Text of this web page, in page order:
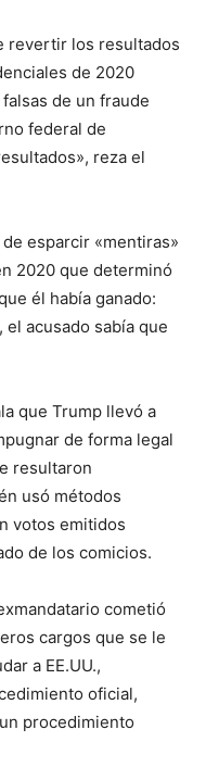
revertir los resultados
de 2020
de un fraude
federal de
reza el
esparcir «mentiras»
2020 que determinó
él había ganado:
acusado sabía que
que Trump llevó a
de forma legal
resultaron
usó métodos
votos emitidos
de los comicios.
cometió
cargos que se le
a EE.UU.,
oficial,
procedimiento